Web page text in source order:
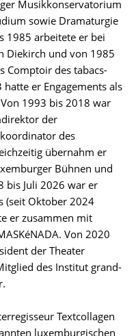
Musikkonservatorium
sowie Dramaturgie
1985 arbeitete er bei
Diekirch und von 1985
Comptoir des tabacs-
er Engagements als
1993 bis 2018 war
der
des
übernahm er
Bühnen und
bis Juli 2026 war er
(seit Oktober 2024
er zusammen mit
Von 2020
der Theater
des Institut grand-
Textcollagen
luxemburgischen